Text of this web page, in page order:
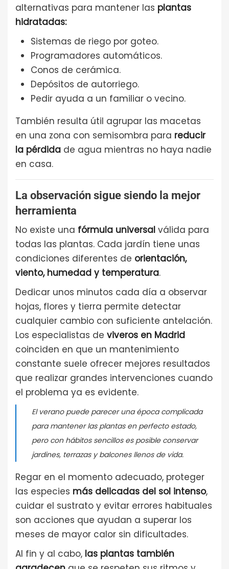
alternativas para mantener las plantas
hidratadas:
Sistemas de riego por goteo.
Programadores automáticos.
Conos de cerámica.
Depósitos de autorriego.
Pedir ayuda a un familiar o vecino.
También resulta útil agrupar las macetas
en una zona con semisombra para reducir
la pérdida de agua mientras no haya nadie
en casa.
La observación sigue siendo la mejor
herramienta
No existe una fórmula universal válida para
todas las plantas. Cada jardín tiene unas
condiciones diferentes de orientación,
viento, humedad y temperatura.
Dedicar unos minutos cada día a observar
hojas, flores y tierra permite detectar
cualquier cambio con suficiente antelación.
Los especialistas de viveros en Madrid
coinciden en que un mantenimiento
constante suele ofrecer mejores resultados
que realizar grandes intervenciones cuando
el problema ya es evidente.
El verano puede parecer una época complicada
para mantener las plantas en perfecto estado,
pero con hábitos sencillos es posible conservar
jardines, terrazas y balcones llenos de vida.
Regar en el momento adecuado, proteger
las especies más delicadas del sol intenso,
cuidar el sustrato y evitar errores habituales
son acciones que ayudan a superar los
meses de mayor calor sin dificultades.
Al fin y al cabo, las plantas también